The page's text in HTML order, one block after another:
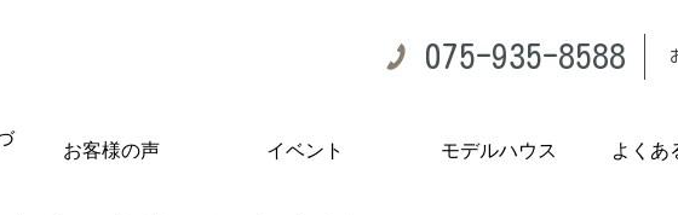
075-935-8588
お客様の声 イベント モデルハウス よくあ